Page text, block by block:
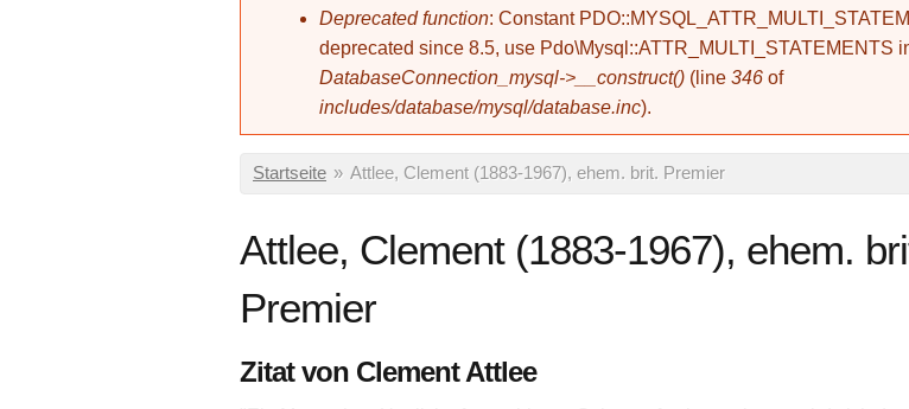
Deprecated function: Constant
deprecated since 8.5, use Pdo\Mysql::ATTR_MULTI_STATEMENTS
DatabaseConnection_mysql->__construct() (line 346 of
includes/database/mysql/database.inc).
Sie sind hier
Startseite » Attlee, Clement (1883-1967), ehem. brit. Premier
Attlee, Clement (1883-1967), ehem.
Premier
Zitat von Clement Attlee